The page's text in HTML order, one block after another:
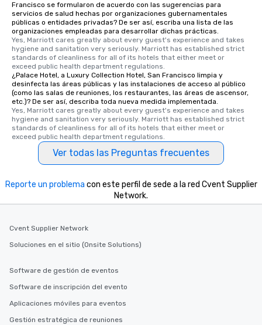
Francisco se formularon de acuerdo con las sugerencias para
servicios de salud hechas por organizaciones gubernamentales
públicas o entidades privadas? De ser así, escriba una lista de las
organizaciones empleadas para desarrollar dichas prácticas.
Yes, Marriott cares greatly about every guest's experience and takes
hygiene and sanitation very seriously. Marriott has established strict
standards of cleanliness for all of its hotels that either meet or
exceed public health department regulations.
¿Palace Hotel, a Luxury Collection Hotel, San Francisco limpia y
desinfecta las áreas públicas y las instalaciones de acceso al público
(como las salas de reuniones, los restaurantes, las áreas de ascensor,
etc.)? De ser así, describa toda nueva medida implementada.
Yes, Marriott cares greatly about every guest's experience and takes
hygiene and sanitation very seriously. Marriott has established strict
standards of cleanliness for all of its hotels that either meet or
exceed public health department regulations.
Ver todas las Preguntas frecuentes
Reporte un problema con este perfil de sede a la red Cvent Supplier
Network.
Cvent Supplier Network
Soluciones en el sitio (Onsite Solutions)
Software de gestión de eventos
Software de inscripción del evento
Aplicaciones móviles para eventos
Gestión estratégica de reuniones